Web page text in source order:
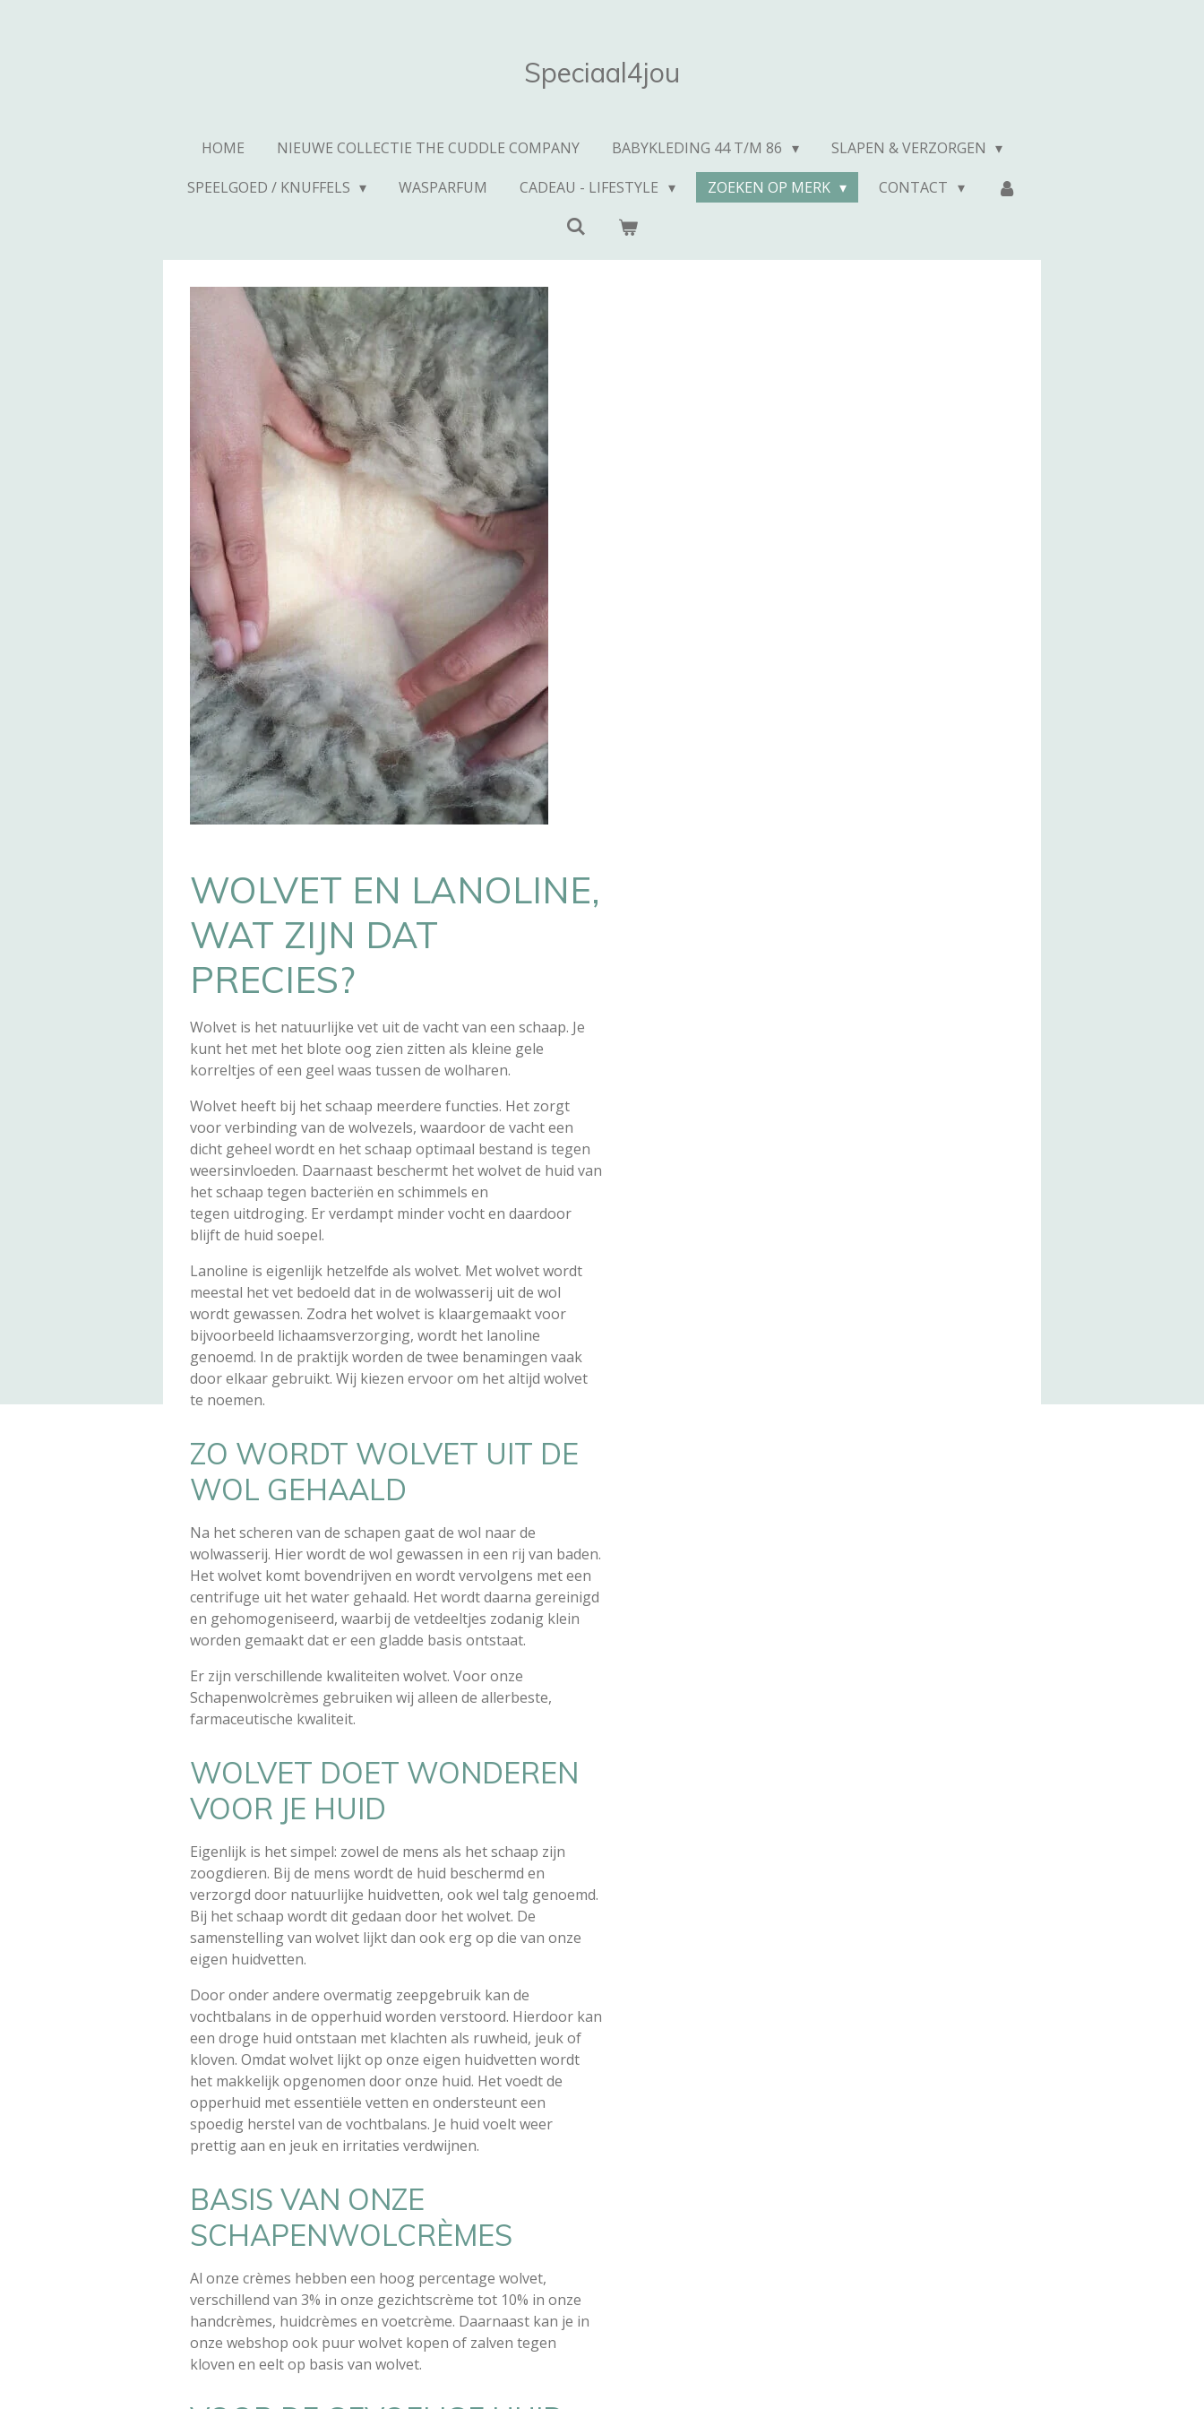
Speciaal4jou
HOME NIEUWE COLLECTIE THE CUDDLE COMPANY BABYKLEDING 44 T/M 86
SLAPEN & VERZORGEN
SPEELGOED / KNUFFELS
WASPARFUM CADEAU - LIFESTYLE ZOEKEN OP MERK CONTACT
WOLVET EN LANOLINE,
WAT ZIJN DAT
PRECIES?
Wolvet is het natuurlijke vet uit de vacht van een schaap. Je
kunt het met het blote oog zien zitten als kleine gele
korreltjes of een geel waas tussen de wolharen.
Wolvet heeft bij het schaap meerdere functies. Het zorgt
voor verbinding van de wolvezels, waardoor de vacht een
dicht geheel wordt en het schaap optimaal bestand is tegen
weersinvloeden. Daarnaast beschermt het wolvet de huid van
het schaap tegen bacteriën en schimmels en
tegen uitdroging. Er verdampt minder vocht en daardoor
blijft de huid soepel.
Lanoline is eigenlijk hetzelfde als wolvet. Met wolvet wordt
meestal het vet bedoeld dat in de wolwasserij uit de wol
wordt gewassen. Zodra het wolvet is klaargemaakt voor
bijvoorbeeld lichaamsverzorging, wordt het lanoline
genoemd. In de praktijk worden de twee benamingen vaak
door elkaar gebruikt. Wij kiezen ervoor om het altijd wolvet
te noemen.
ZO WORDT WOLVET UIT DE
WOL GEHAALD
Na het scheren van de schapen gaat de wol naar de
wolwasserij. Hier wordt de wol gewassen in een rij van baden.
Het wolvet komt bovendrijven en wordt vervolgens met een
centrifuge uit het water gehaald. Het wordt daarna gereinigd
en gehomogeniseerd, waarbij de vetdeeltjes zodanig klein
worden gemaakt dat er een gladde basis ontstaat.
Er zijn verschillende kwaliteiten wolvet. Voor onze
Schapenwolcrèmes gebruiken wij alleen de allerbeste,
farmaceutische kwaliteit.
WOLVET DOET WONDEREN
VOOR JE HUID
Eigenlijk is het simpel: zowel de mens als het schaap zijn
zoogdieren. Bij de mens wordt de huid beschermd en
verzorgd door natuurlijke huidvetten, ook wel talg genoemd.
Bij het schaap wordt dit gedaan door het wolvet. De
samenstelling van wolvet lijkt dan ook erg op die van onze
eigen huidvetten.
Door onder andere overmatig zeepgebruik kan de
vochtbalans in de opperhuid worden verstoord. Hierdoor kan
een droge huid ontstaan met klachten als ruwheid, jeuk of
kloven. Omdat wolvet lijkt op onze eigen huidvetten wordt
het makkelijk opgenomen door onze huid. Het voedt de
opperhuid met essentiële vetten en ondersteunt een
spoedig herstel van de vochtbalans. Je huid voelt weer
prettig aan en jeuk en irritaties verdwijnen.
BASIS VAN ONZE
SCHAPENWOLCRÈMES
Al onze crèmes hebben een hoog percentage wolvet,
verschillend van 3% in onze gezichtscrème tot 10% in onze
handcrèmes, huidcrèmes en voetcrème. Daarnaast kan je in
onze webshop ook puur wolvet kopen of zalven tegen
kloven en eelt op basis van wolvet.